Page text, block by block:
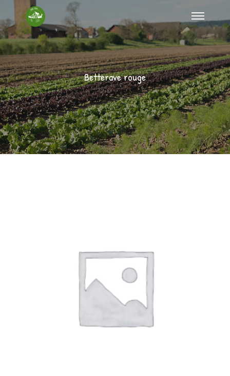
Betterave rouge